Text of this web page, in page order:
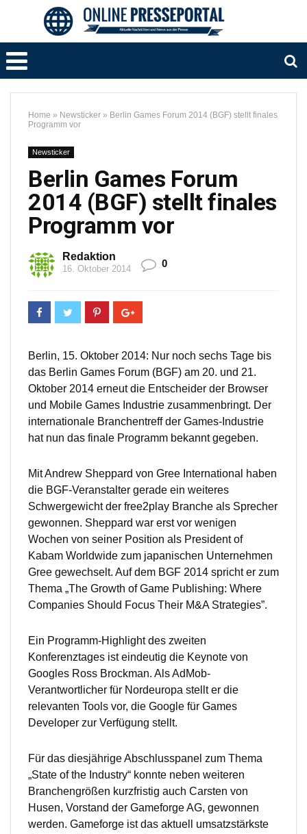
Home » Newsticker » Berlin Games Forum 2014 (BGF) stellt finales
Programm vor
Newsticker
Berlin Games Forum
2014 (BGF) stellt finales
Programm vor
Redaktion
16. Oktober 2014 0
Berlin, 15. Oktober 2014: Nur noch sechs Tage bis
das Berlin Games Forum (BGF) am 20. und 21.
Oktober 2014 erneut die Entscheider der Browser
und Mobile Games Industrie zusammenbringt. Der
internationale Branchentreff der Games-Industrie
hat nun das finale Programm bekannt gegeben.
Mit Andrew Sheppard von Gree International haben
die BGF-Veranstalter gerade ein weiteres
Schwergewicht der free2play Branche als Sprecher
gewonnen. Sheppard war erst vor wenigen
Wochen von seiner Position als President of
Kabam Worldwide zum japanischen Unternehmen
Gree gewechselt. Auf dem BGF 2014 spricht er zum
Thema „The Growth of Game Publishing: Where
Companies Should Focus Their M&A Strategies”.
Ein Programm-Highlight des zweiten
Konferenztages ist eindeutig die Keynote von
Googles Ross Brockman. Als AdMob-
Verantwortlicher für Nordeuropa stellt er die
relevanten Tools vor, die Google für Games
Developer zur Verfügung stellt.
Für das diesjährige Abschlusspanel zum Thema
„State of the Industry“ konnte neben weiteren
Branchengrößen kurzfristig auch Carsten von
Husen, Vorstand der Gameforge AG, gewonnen
werden. Gameforge ist das aktuell umsatzstärkste